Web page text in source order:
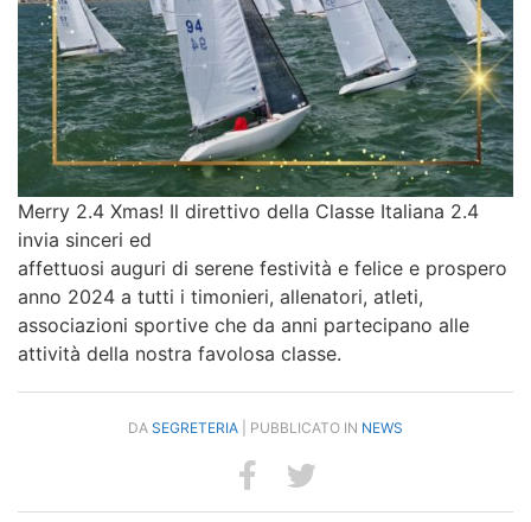
Merry 2.4 Xmas! Il direttivo della Classe Italiana 2.4
invia sinceri ed
affettuosi auguri di serene festività e felice e prospero
anno 2024 a tutti i timonieri, allenatori, atleti,
associazioni sportive che da anni partecipano alle
attività della nostra favolosa classe.
DA SEGRETERIA | PUBBLICATO IN NEWS